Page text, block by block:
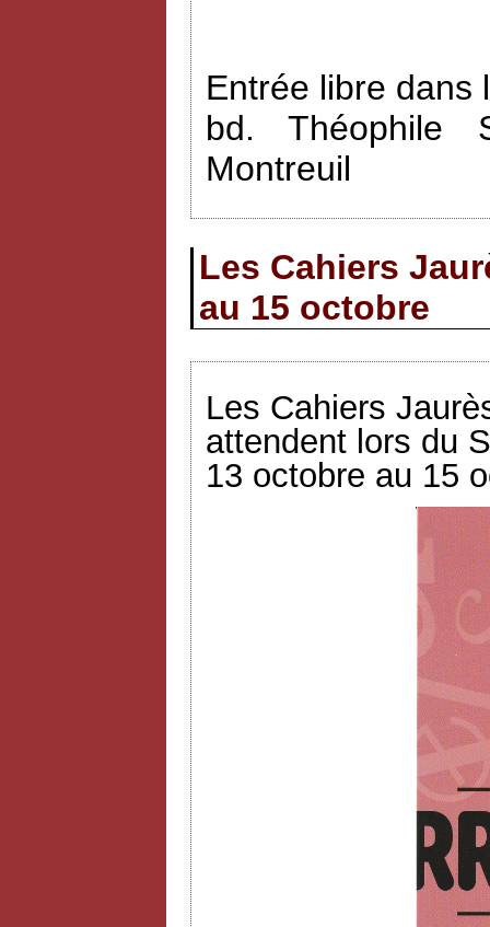
Entrée libre dans
bd. Théophile
Montreuil
Les Cahiers
au 15 octobre
Les Cahiers
attendent lors du
13 octobre au 15